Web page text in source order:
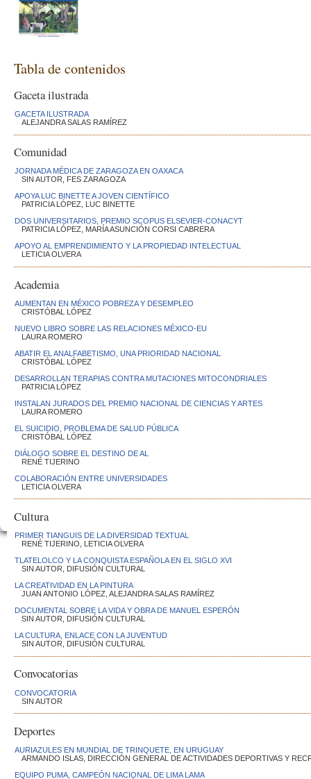
Tabla de contenidos
Gaceta ilustrada
GACETA ILUSTRADA
ALEJANDRA SALAS RAMÍREZ
Comunidad
JORNADA MÉDICA DE ZARAGOZA EN OAXACA
SIN AUTOR, FES ZARAGOZA
APOYA LUC BINETTE A JOVEN CIENTÍFICO
PATRICIA LÓPEZ, LUC BINETTE
DOS UNIVERSITARIOS, PREMIO SCOPUS ELSEVIER-CONACYT
PATRICIA LÓPEZ, MARÍA ASUNCIÓN CORSI CABRERA
APOYO AL EMPRENDIMIENTO Y LA PROPIEDAD INTELECTUAL
LETICIA OLVERA
Academia
AUMENTAN EN MÉXICO POBREZA Y DESEMPLEO
CRISTÓBAL LÓPEZ
NUEVO LIBRO SOBRE LAS RELACIONES MÉXICO-EU
LAURA ROMERO
ABATIR EL ANALFABETISMO, UNA PRIORIDAD NACIONAL
CRISTÓBAL LÓPEZ
DESARROLLAN TERAPIAS CONTRA MUTACIONES MITOCONDRIALES
PATRICIA LÓPEZ
INSTALAN JURADOS DEL PREMIO NACIONAL DE CIENCIAS Y ARTES
LAURA ROMERO
EL SUICIDIO, PROBLEMA DE SALUD PÚBLICA
CRISTÓBAL LÓPEZ
DIÁLOGO SOBRE EL DESTINO DE AL
RENÉ TIJERINO
COLABORACIÓN ENTRE UNIVERSIDADES
LETICIA OLVERA
Cultura
PRIMER TIANGUIS DE LA DIVERSIDAD TEXTUAL
RENÉ TIJERINO, LETICIA OLVERA
TLATELOLCO Y LA CONQUISTA ESPAÑOLA EN EL SIGLO XVI
SIN AUTOR, DIFUSIÓN CULTURAL
LA CREATIVIDAD EN LA PINTURA
JUAN ANTONIO LÓPEZ, ALEJANDRA SALAS RAMÍREZ
DOCUMENTAL SOBRE LA VIDA Y OBRA DE MANUEL ESPERÓN
SIN AUTOR, DIFUSIÓN CULTURAL
LA CULTURA, ENLACE CON LA JUVENTUD
SIN AUTOR, DIFUSIÓN CULTURAL
Convocatorias
CONVOCATORIA
SIN AUTOR
Deportes
AURIAZULES EN MUNDIAL DE TRINQUETE, EN URUGUAY
ARMANDO ISLAS, DIRECCIÓN GENERAL DE ACTIVIDADES DEPORTIVAS Y
EQUIPO PUMA, CAMPEÓN NACIONAL DE LIMA LAMA